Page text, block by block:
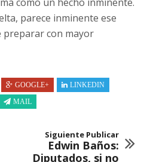
parece inminente ese
preparar con mayor
GOOGLE+
LINKEDIN
MAIL
Siguiente Publicar
Edwin Baños:
Diputados, si no